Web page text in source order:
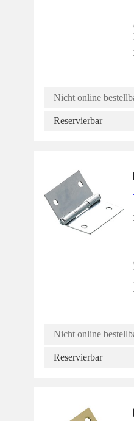
Nicht online
Reservierbar
Nicht online
Reservierbar